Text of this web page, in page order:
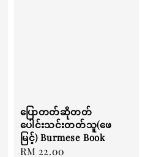
ပြောတတ်ဆိုတတ်
ပေါင်းသင်းတတ်သူ(ဖေ
မြင့်) Burmese Book
Regular
RM 22.00